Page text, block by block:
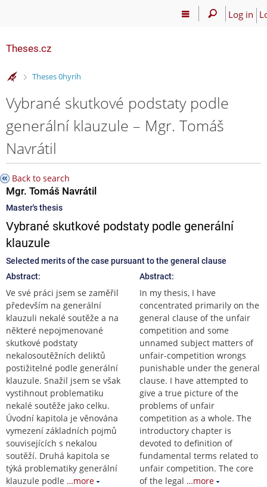
Log in
Theses.cz
>
Theses 0hyrih
Vybrané skutkové podstaty podle
generální klauzule – Mgr. Tomáš
Navrátil
Back to search
Mgr. Tomáš Navrátil
Master's thesis
Vybrané skutkové podstaty podle generální
klauzule
Selected merits of the case pursuant to the general clause
Abstract:
Ve své práci jsem se zaměřil
především na generální
klauzuli nekalé soutěže a na
některé nepojmenované
skutkové podstaty
nekalosoutěžních deliktů
postižitelné podle generální
klauzule. Snažil jsem se však
vystihnout problematiku
nekalé soutěže jako celku.
Úvodní kapitola je věnována
vymezení základních pojmů
souvisejících s nekalou
soutěží. Druhá kapitola se
týká problematiky generální
klauzule podle …more
Abstract:
In my thesis, I have
concentrated primarily on the
general clause of the unfair
competition and some
unnamed subject matters of
unfair-competition wrongs
punishable under the general
clause. I have attempted to
give a true picture of the
problems of unfair
competition as a whole. The
introductory chapter is
devoted to definition of
fundamental terms related to
unfair competition. The core
of the legal …more